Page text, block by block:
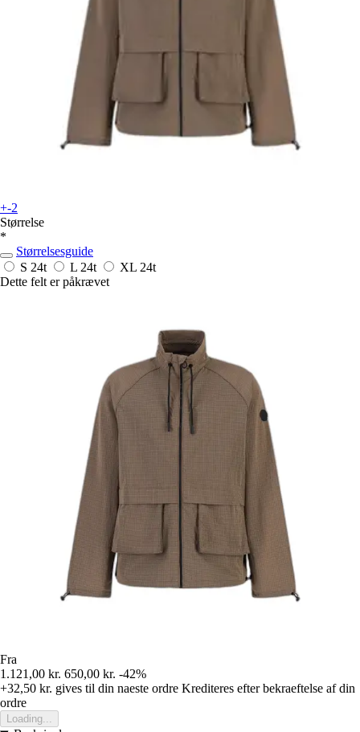
+-2
Størrelse
*
Størrelsesguide
S 24t L 24t XL 24t
Dette felt er påkrævet
Fra
1.121,00 kr. 650,00 kr. -42%
+32,50 kr. gives til din naeste ordre Krediteres efter bekraeftelse af din
ordre
Loading...